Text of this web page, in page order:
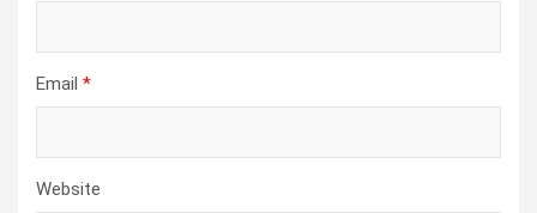
Email *
Website